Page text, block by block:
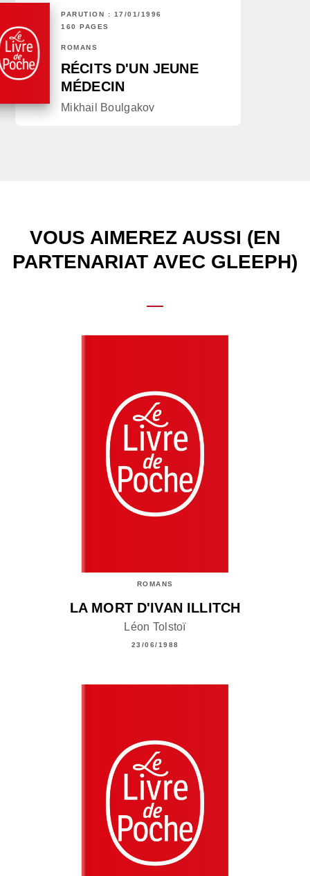
PARUTION : 17/01/1996
160 PAGES
ROMANS
RÉCITS D'UN JEUNE
MÉDECIN
Mikhail Boulgakov
VOUS AIMEREZ AUSSI (EN
PARTENARIAT AVEC GLEEPH)
ROMANS
LA MORT D'IVAN ILLITCH
Léon Tolstoï
23/06/1988